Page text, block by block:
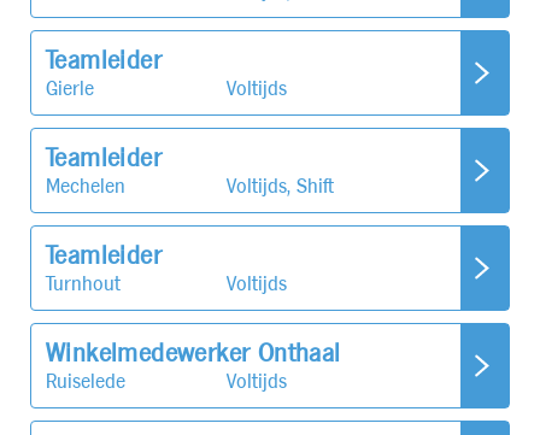
Teamleider
Gierle Voltijds
Teamleider
Mechelen Voltijds, Shift
Teamleider
Turnhout Voltijds
Winkelmedewerker Onthaal
Ruiselede Voltijds